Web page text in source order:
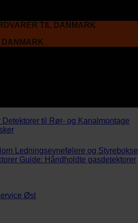
TIL DANMARK
DANMARK
Detektorer til Rør- og Kanalmontage
Ledningsevnefølere og Styrebokse
Guide: Håndholdte gasdetektorer
Øst